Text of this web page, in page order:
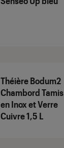
Théière Bodum2
Chambord Tamis
en Inox et Verre
Cuivre 1,5 L